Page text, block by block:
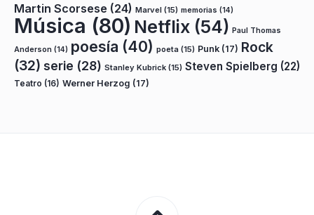
Martin Scorsese (24) Marvel (15) memorias (14)
Música (80) Netflix (54) Paul Thomas
Anderson (14) poesía (40) poeta (15) Punk (17) Rock
(32) serie (28) Stanley Kubrick (15) Steven Spielberg (22)
Teatro (16) Werner Herzog (17)